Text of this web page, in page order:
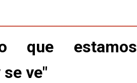
al grupo en la sesión
a inscribir a los nuevos
que estamos
ve"